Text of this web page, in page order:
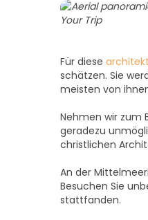
Für diese
schätzen. Sie
meisten von
Nehmen wir zum
geradezu
christlichen
An der
Besuchen Sie
stattfanden.